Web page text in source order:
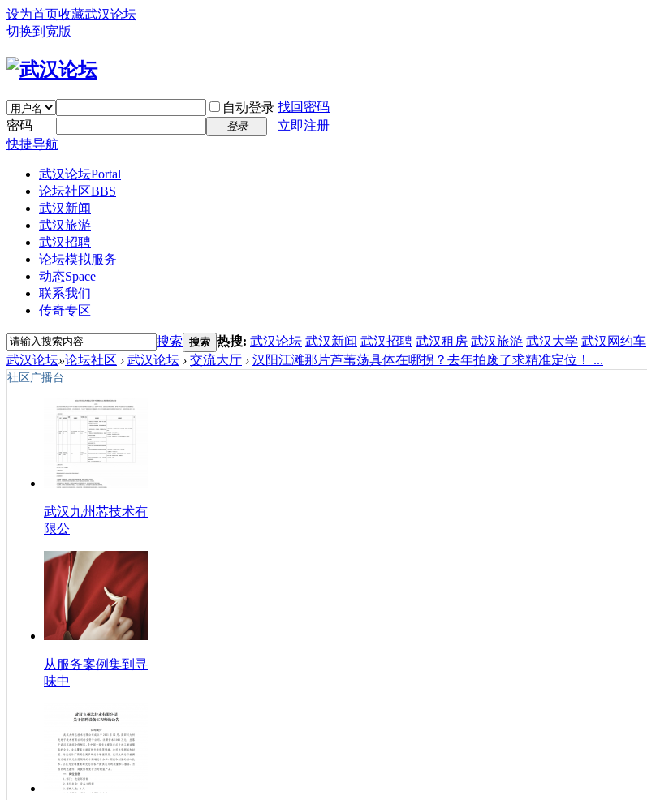
设为首页收藏武汉论坛
切换到宽版
自动登录 找回密码
密码
登录
立即注册
快捷导航
武汉论坛Portal
论坛社区BBS
武汉新闻
武汉旅游
武汉招聘
论坛模拟服务
动态Space
联系我们
传奇专区
搜索 搜索 热搜: 武汉论坛 武汉新闻 武汉招聘 武汉租房 武汉旅游 武汉大学 武汉网约车
武汉论坛»论坛社区 › 武汉论坛 › 交流大厅 › 汉阳江滩那片芦苇荡具体在哪拐？去年拍废了求精准定位！ ...
社区广播台
武汉九州芯技术有
限公
从服务案例集到寻
味中